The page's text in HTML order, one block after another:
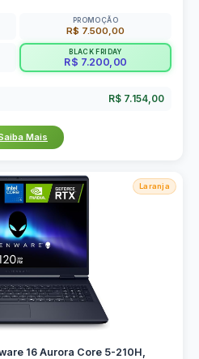
PROMOÇÃO
R$ 7.500,00
BLACK FRIDAY
R$ 7.200,00
R$ 7.154,00
Mais
Laranja
16 Aurora Core 5-210H,